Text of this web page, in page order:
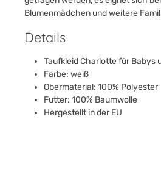
Blumenmädchen und weitere
Details
Taufkleid Charlotte für Babys
Farbe: weiß
Obermaterial: 100% Polyester
Futter: 100% Baumwolle
Hergestellt in der EU